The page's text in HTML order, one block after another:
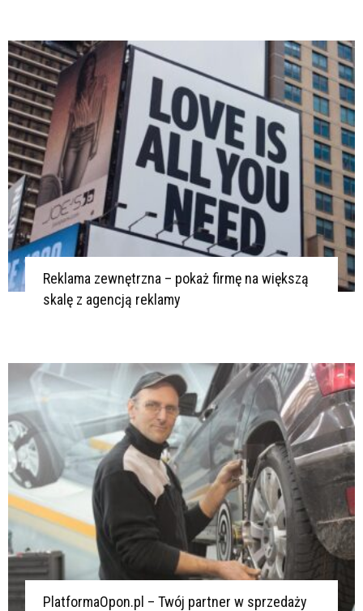
Reklama zewnętrzna – pokaż firmę na większą
skalę z agencją reklamy
PlatformaOpon.pl – Twój partner w sprzedaży